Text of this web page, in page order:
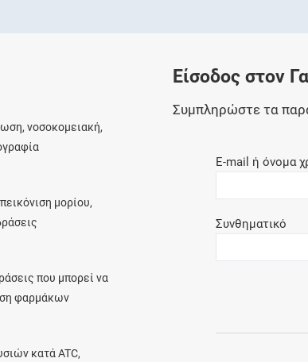
Ελέγξτε την αγωγή σας για αντενδείξεις και
Αποθηκεύστε τις συνταγές σας και
μοιραστείτε τις εύκολα και με ασφάλεια
για την ασφάλεια χορήγησης
νοσοκομειακή,
μορίου,
που μπορεί να
φαρμάκων
κατά ATC,
Είσοδος στον
Συμπληρώστε τα
E-mail ή όνομα
Συνθηματικό